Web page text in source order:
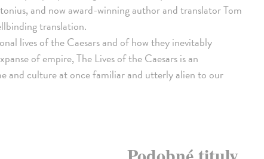
and now award-winning author and translator Tom
translation.
lives of the Caesars and of how they inevitably
of empire, The Lives of the Caesars is an
and culture at once familiar and utterly alien to our